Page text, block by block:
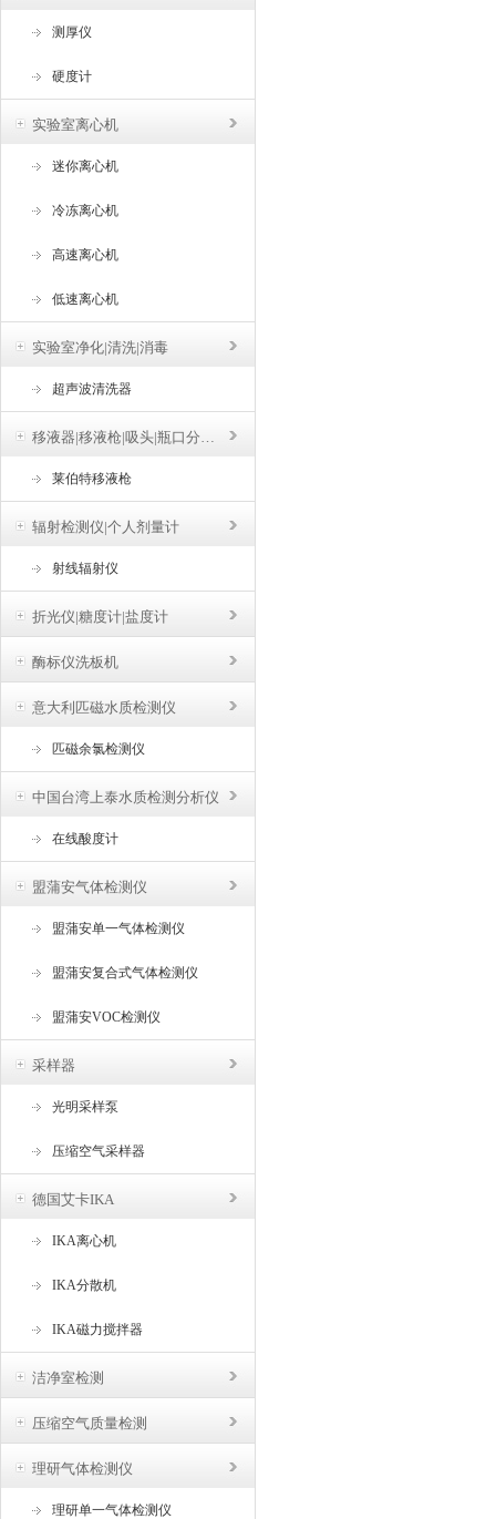
测厚仪
硬度计
实验室离心机
迷你离心机
冷冻离心机
高速离心机
低速离心机
实验室净化|清洗|消毒
超声波清洗器
移液器|移液枪|吸头|瓶口分液器
莱伯特移液枪
辐射检测仪|个人剂量计
射线辐射仪
折光仪|糖度计|盐度计
酶标仪洗板机
意大利匹磁水质检测仪
匹磁余氯检测仪
中国台湾上泰水质检测分析仪
在线酸度计
盟蒲安气体检测仪
盟蒲安单一气体检测仪
盟蒲安复合式气体检测仪
盟蒲安VOC检测仪
采样器
光明采样泵
压缩空气采样器
德国艾卡IKA
IKA离心机
IKA分散机
IKA磁力搅拌器
洁净室检测
压缩空气质量检测
理研气体检测仪
理研单一气体检测仪